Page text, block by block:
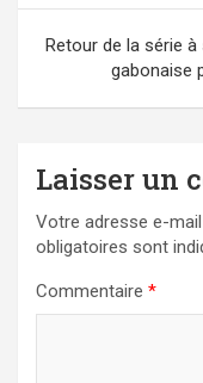
Retour de la série
gabonaise
Laisser un
Votre adresse e-
obligatoires sont
Commentaire *